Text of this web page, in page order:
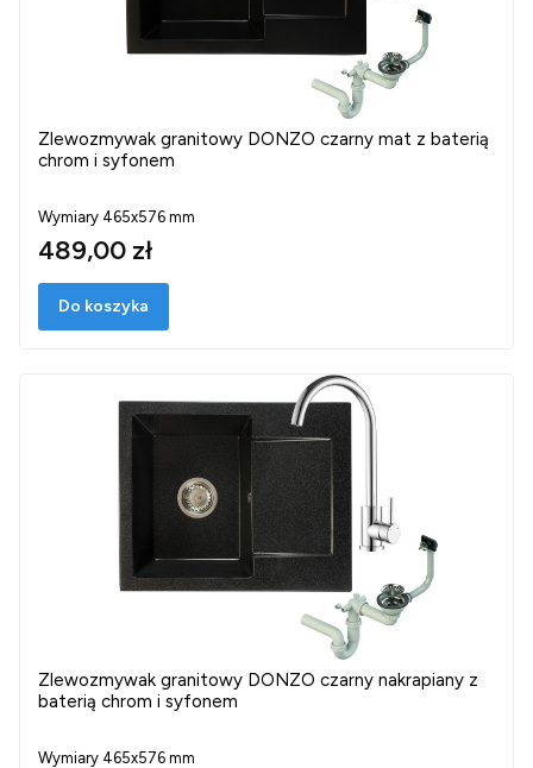
Zlewozmywak granitowy DONZO czarny mat z baterią
chrom i syfonem
Wymiary 465x576 mm
489,00 zł
Do koszyka
Zlewozmywak granitowy DONZO czarny nakrapiany z
baterią chrom i syfonem
Wymiary 465x576 mm